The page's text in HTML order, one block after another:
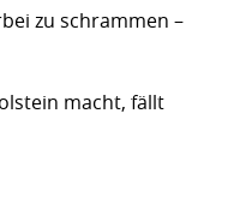
zu schrammen –
macht, fällt